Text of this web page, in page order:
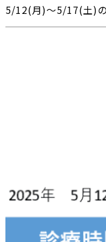
5/12(月)〜5/17(土)